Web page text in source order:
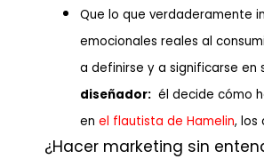
Que lo que verdaderamente
emocionales reales al
a definirse y a significarse en
diseñador: él decide cómo
en el flautista de Hamelin, los
¿Hacer marketing sin